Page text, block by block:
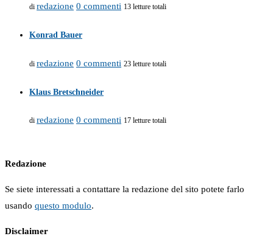
di redazione 0 commenti 13 letture totali
Konrad Bauer
di redazione 0 commenti 23 letture totali
Klaus Bretschneider
di redazione 0 commenti 17 letture totali
Redazione
Se siete interessati a contattare la redazione del sito potete farlo
usando questo modulo.
Disclaimer